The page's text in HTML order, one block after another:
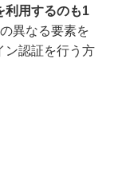
利用するのも1
異なる要素を
ン認証を行う方